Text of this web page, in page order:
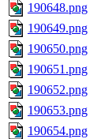
190648.png
190649.png
190650.png
190651.png
190652.png
190653.png
190654.png